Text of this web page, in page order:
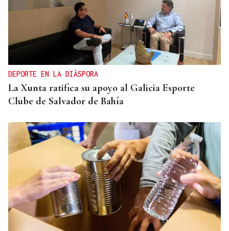
DEPORTE EN LA DIÁSPORA
La Xunta ratifica su apoyo al Galicia Esporte
Clube de Salvador de Bahía